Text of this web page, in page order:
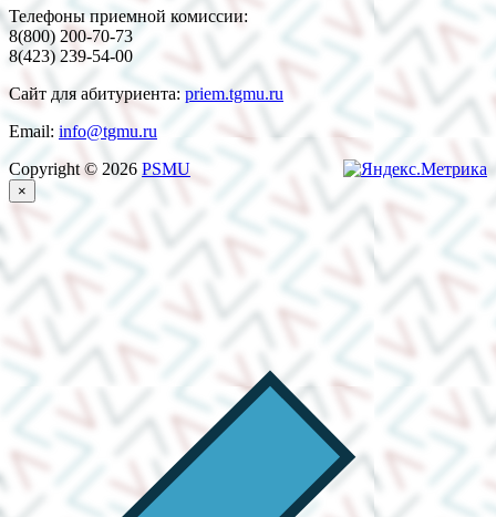
Телефоны приемной комиссии:
8(800) 200-70-73
8(423) 239-54-00
Сайт для абитуриента: priem.tgmu.ru
Email: info@tgmu.ru
Copyright © 2026 PSMU
×